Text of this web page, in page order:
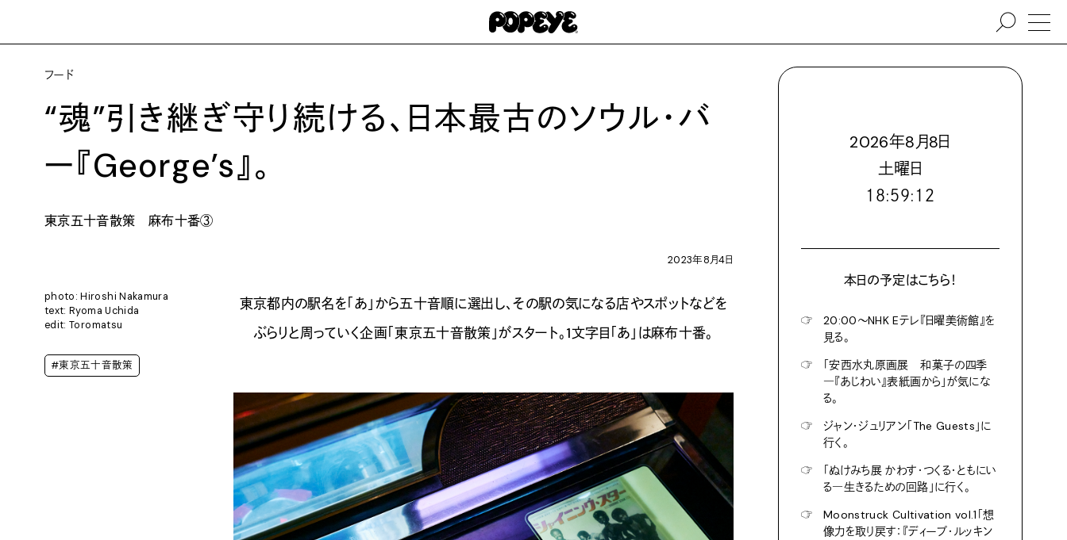
フード
“魂”引き継ぎ守り続ける、日本最古のソウル・バ
ー『George’s』。
東京五十音散策 麻布十番③
2023年8月4日
photo: Hiroshi Nakamura
text: Ryoma Uchida
edit: Toromatsu
#東京五十音散策
東京都内の駅名を「あ」から五十音順に選出し、その駅の気になる店やスポットなどを
ぶらりと周っていく企画「東京五十音散策」がスタート。1文字目「あ」は麻布十番。
2026年8月8日
土曜日
１８:５９:１４
本日の予定はこちら！
☞
20:00〜NHK Eテレ『日曜美術館』を
見る。
☞
「安西水丸原画展 和菓子の四季
―『あじわい』表紙画から」が気にな
る。
☞
ジャン・ジュリアン「The Guests」に
行く。
☞
「ぬけみち展 かわす・つくる・ともにい
る―生きるための回路」に行く。
☞
Moonstruck Cultivation vol.1「想
像力を取り戻す：『ディープ・ルッキン